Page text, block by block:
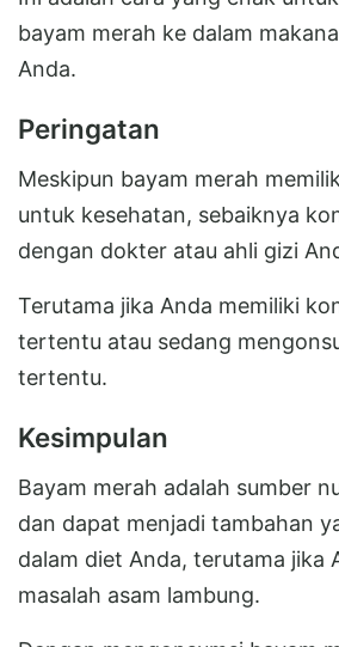
bayam merah ke dalam
Anda.
Peringatan
Meskipun bayam merah
untuk kesehatan, sebaiknya
dengan dokter atau ahli gizi
Terutama jika Anda memiliki
tertentu atau sedang
tertentu.
Kesimpulan
Bayam merah adalah sumber
dan dapat menjadi tambahan
dalam diet Anda, terutama jika
masalah asam lambung.